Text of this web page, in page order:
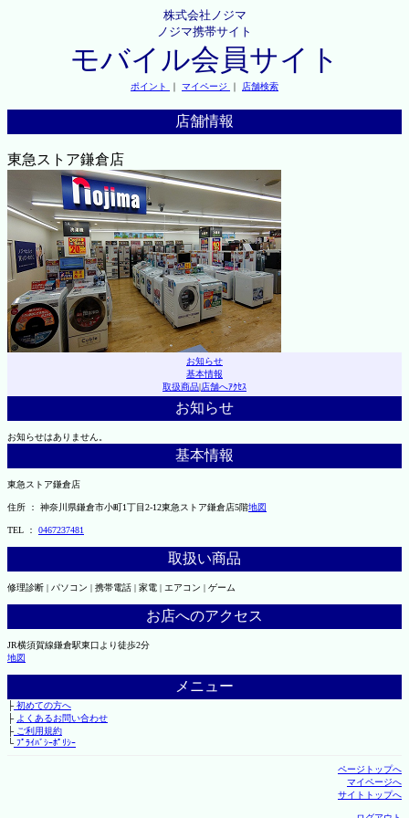
株式会社ノジマ
ノジマ携帯サイト
モバイル会員サイト
ポイント ｜ マイページ ｜ 店舗検索
店舗情報
東急ストア鎌倉店
お知らせ
基本情報
取扱商品|店舗へｱｸｾｽ
お知らせ
お知らせはありません。
基本情報
東急ストア鎌倉店
住所 ： 神奈川県鎌倉市小町1丁目2-12東急ストア鎌倉店5階地図
TEL ： 0467237481
取扱い商品
修理診断 | パソコン | 携帯電話 | 家電 | エアコン | ゲーム
お店へのアクセス
JR横須賀線鎌倉駅東口より徒歩2分
地図
メニュー
├初めての方へ
├ よくあるお問い合わせ
├ご利用規約
└ﾌﾟﾗｲﾊﾞｼｰﾎﾟﾘｼｰ
ページトップへ
マイページへ
サイトトップへ